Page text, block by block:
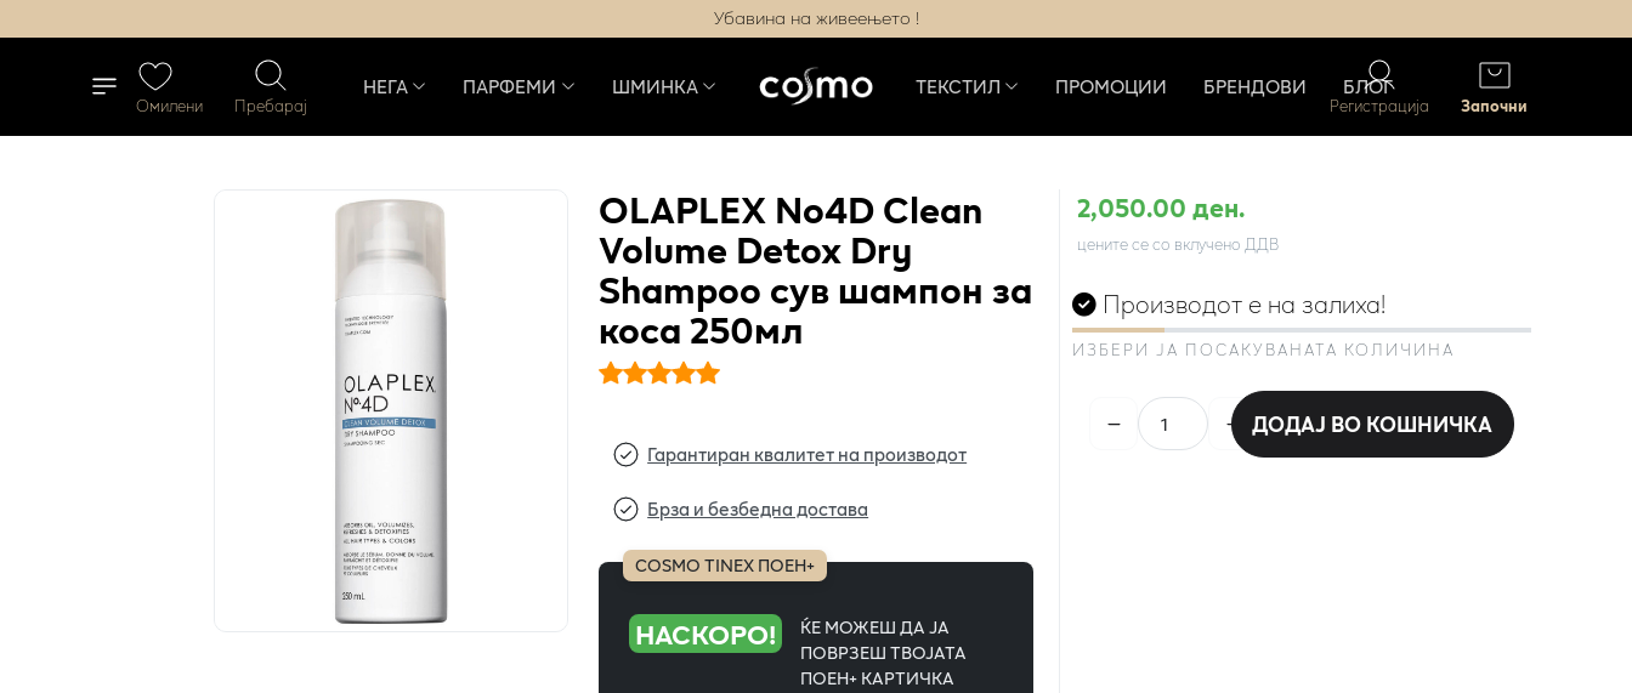
Убавина на живеењето !
Омилени Пребарај
НЕГА ПАРФЕМИ ШМИНКА ТЕКСТИЛ ПРОМОЦИИ БРЕНДОВИ БЛОГ
Регистрација Започни
OLAPLEX No4D Clean
Volume Detox Dry
Shampoo сув шампон за
коса 250мл
Гарантиран квалитет на производот
Брза и безбедна достава
COSMO TINEX ПОЕН+
НАСКОРО!
ЌЕ МОЖЕШ ДА ЈА
ПОВРЗЕШ ТВОЈАТА
ПОЕН+ КАРТИЧКА
2,050.00 ден.
цените се со вклучено ДДВ
Производот е на залиха!
ИЗБЕРИ ЈА ПОСАКУВАНАТА КОЛИЧИНА
ДОДАЈ ВО КОШНИЧКА